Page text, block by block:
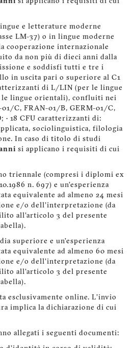
e letterature moderne
LM-37) o in lingue moderne
cooperazione internazionale
da non più di dieci anni dalla
e soddisfi tutti e tre i
in uscita pari o superiore al C1
di L/LIN (per le lingue
le lingue orientali), confluiti nei
C, FRAN-01/B, GERM-01/C,
• 18 CFU caratterizzanti di:
sociolinguistica, filologia
In caso di titolo di studi
si applicano i requisiti di cui
triennale (compresi i diplomi ex
n. 697) e un'esperienza
equivalente ad almeno 24 mesi
e/o dell'interpretazione (da
all'articolo 3 del presente
superiore e un’esperienza
equivalente ad almeno 60 mesi
e/o dell'interpretazione (da
all'articolo 3 del presente
esclusivamente online. L'invio
implica la dichiarazione di cui
allegati i seguenti documenti: